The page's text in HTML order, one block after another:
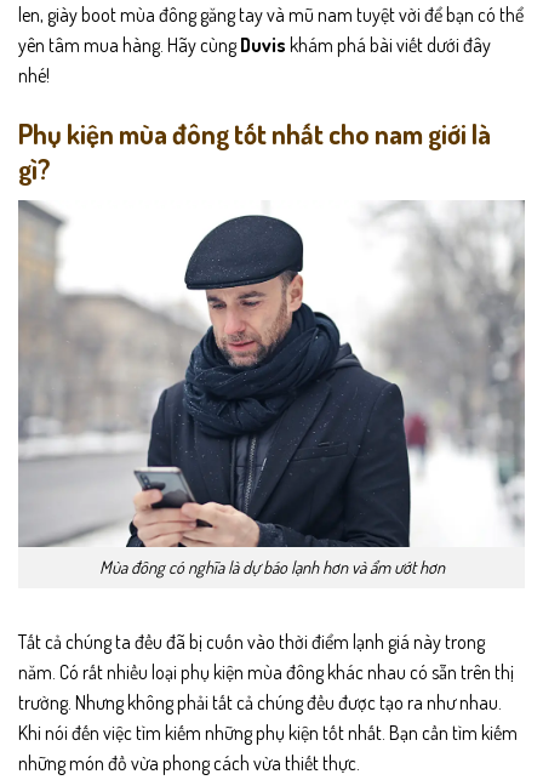
len, giày bootmùa đông găng tay và mũ nam tuyệt vời để bạn có thể
yên tâm mua hàng. Hãy cùngDuvis khám phá bài viết dưới đây
nhé!
Phụ kiện mùa đông tốt nhất cho nam giới là
gì?
Mùa đông có nghĩa là dự báo lạnh hơn và ẩm ướt hơn
Tất cả chúng ta đều đã bị cuốn vào thời điểm lạnh giá này trong
năm. Có rất nhiều loại phụ kiện mùa đông khác nhau có sẵn trên thị
trường. Nhưng không phải tất cả chúng đều được tạo ra như nhau.
Khi nói đến việc tìm kiếm những phụ kiện tốt nhất. Bạn cần tìm kiếm
những món đồ vừa phong cách vừa thiết thực.